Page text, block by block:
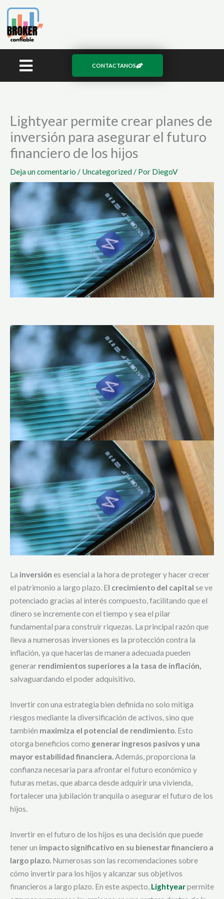
contenido
CONTACTANOS
Lightyear permite crear planes de
inversión para asegurar el futuro
financiero de los hijos
Deja un comentario / Uncategorized/ Por DiegoV
La inversión es esencial a la hora de proteger y hacer crecer
el patrimonio a largo plazo. El crecimiento del capital se ve
potenciado gracias al interés compuesto, facilitando que el
dinero se incremente con el tiempo y sea el pilar
fundamental para construir riquezas. La principal razón que
lleva a numerosas inversiones es la protección contra la
inflación, ya que hacerlas de manera adecuada pueden
generar rendimientos superiores a la tasa de inflación,
salvaguardando el poder adquisitivo.
Invertir con una estrategia bien definida no solo mitiga
riesgos mediante la diversificación de activos, sino que
también maximiza el potencial de rendimiento. Esto
otorga beneficios como generar ingresos pasivos y una
mayor estabilidad financiera.Además, proporciona la
confianza necesaria para afrontar el futuro económico y
futuras metas, que abarca desde adquirir una vivienda,
fortalecer una jubilación tranquila o asegurar el futuro de los
hijos.
Invertir en el futuro de los hijos es una decisión que puede
tener un impacto significativo en su bienestar financiero a
largo plazo. Numerosas son las recomendaciones sobre
cómo invertir para los hijos y alcanzar sus objetivos
financieros a largo plazo. En este aspecto, Lightyearpermite